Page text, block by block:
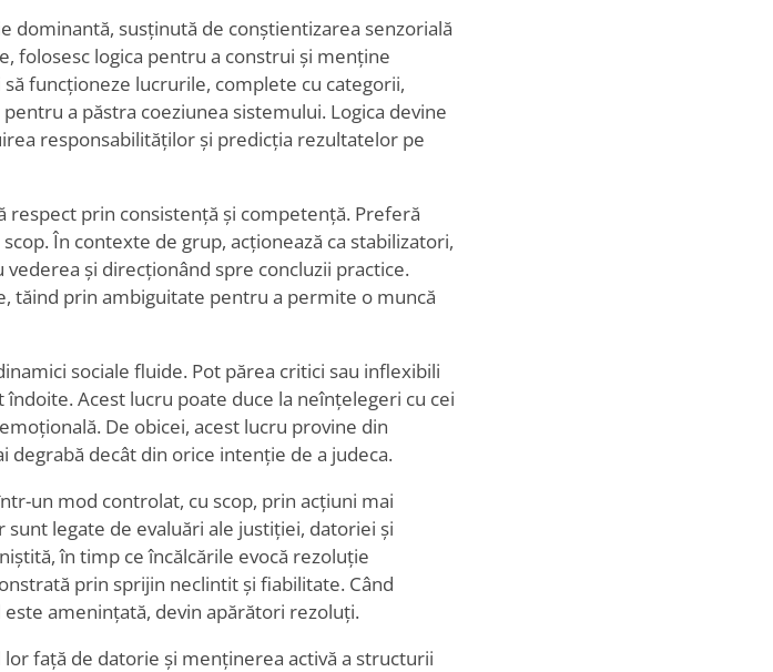
dominantă, susținută de conștientizarea senzorială
folosesc logica pentru a construi și menține
funcționeze lucrurile, complete cu categorii,
a păstra coeziunea sistemului. Logica devine
responsabilităților și predicția rezultatelor pe
respect prin consistență și competență. Preferă
În contexte de grup, acționează ca stabilizatori,
și direcționând spre concluzii practice.
tăind prin ambiguitate pentru a permite o muncă
sociale fluide. Pot părea critici sau inflexibili
Acest lucru poate duce la neînțelegeri cu cei
De obicei, acest lucru provine din
decât din orice intenție de a judeca.
un mod controlat, cu scop, prin acțiuni mai
legate de evaluări ale justiției, datoriei și
în timp ce încălcările evocă rezoluție
prin sprijin neclintit și fiabilitate. Când
amenințată, devin apărători rezoluți.
față de datorie și menținerea activă a structurii